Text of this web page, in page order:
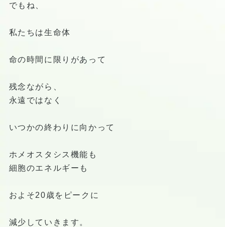
でもね、
私たちは生命体
命の時間に限りがあって
残念ながら、
永遠ではなく
いつかの終わりに向かって
ホメオスタシス機能も
細胞のエネルギーも
およそ20歳をピークに
減少していきます。